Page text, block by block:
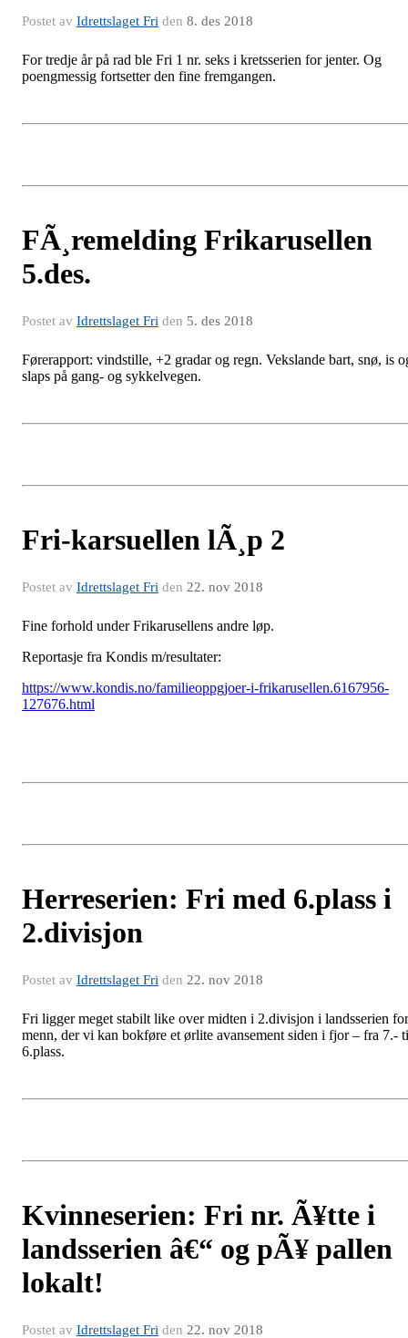
Postet av Idrettslaget Fri den 8. des 2018
For tredje år på rad ble Fri 1 nr. seks i kretsserien for jenter. Og
poengmessig fortsetter den fine fremgangen.
FÃ¸remelding Frikarusellen
5.des.
Postet av Idrettslaget Fri den 5. des 2018
Førerapport: vindstille, +2 gradar og regn. Vekslande bart, snø, is
slaps på gang- og sykkelvegen.
Fri-karsuellen lÃ¸p 2
Postet av Idrettslaget Fri den 22. nov 2018
Fine forhold under Frikarusellens andre løp.
Reportasje fra Kondis m/resultater:
https://www.kondis.no/familieoppgjoer-i-frikarusellen.6167956-
127676.html
Herreserien: Fri med 6.plass i
2.divisjon
Postet av Idrettslaget Fri den 22. nov 2018
Fri ligger meget stabilt like over midten i 2.divisjon i landsserien for
menn, der vi kan bokføre et ørlite avansement siden i fjor – fra 7.-
6.plass.
Kvinneserien: Fri nr. Ã¥tte i
landsserien â€“ og pÃ¥ pallen
lokalt!
Postet av Idrettslaget Fri den 22. nov 2018